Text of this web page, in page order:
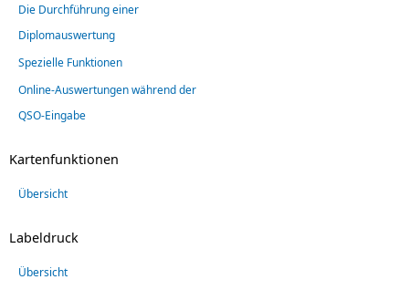
Die Durchführung einer
Diplomauswertung
Spezielle Funktionen
Online-Auswertungen während der
QSO-Eingabe
Kartenfunktionen
Übersicht
Labeldruck
Übersicht